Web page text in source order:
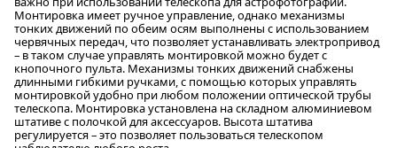
Монтировка имеет ручное управление, однако механизмы
тонких движений по обеим осям выполнены с использованием
червячных передач, что позволяет устанавливать электропривод
– в таком случае управлять монтировкой можно будет с
кнопочного пульта. Механизмы тонких движений снабжены
длинными гибкими ручками, с помощью которых управлять
монтировкой удобно при любом положении оптической трубы
телескопа. Монтировка установлена на складном алюминиевом
штативе с полочкой для аксессуаров. Высота штатива
регулируется – это позволяет пользоваться телескопом